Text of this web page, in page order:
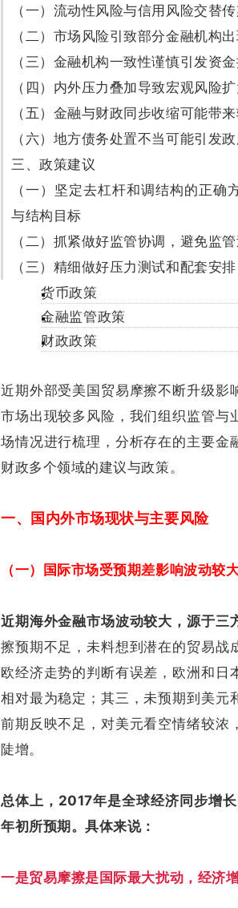
（一）流动性风险与信用风险交替
（二）市场风险引致部分金融机构
（三）金融机构一致性谨慎引发资
（四）内外压力叠加导致宏观风险
（五）金融与财政同步收缩可能带
（六）地方债务处置不当可能引发
三、政策建议
（一）坚定去杠杆和调结构的正
与结构目标
（二）抓紧做好监管协调，避免监
（三）精细做好压力测试和配套安
货币政策
金融监管政策
财政政策
近期外部受美国贸易摩擦不断升级影
市场出现较多风险，我们组织监管与
场情况进行梳理，分析存在的主要金
财政多个领域的建议与政策。
一、国内外市场现状与主要风险
（一）国际市场受预期差影响波动较
近期海外金融市场波动较大，源于三
擦预期不足，未料想到潜在的贸易战
欧经济走势的判断有误差，欧洲和日
相对最为稳定；其三，未预期到美元
前期反映不足，对美元看空情绪较浓
陡增。
总体上，2017年是全球经济同步增
年初所预期。具体来说：
一是贸易摩擦是国际最大扰动，经济